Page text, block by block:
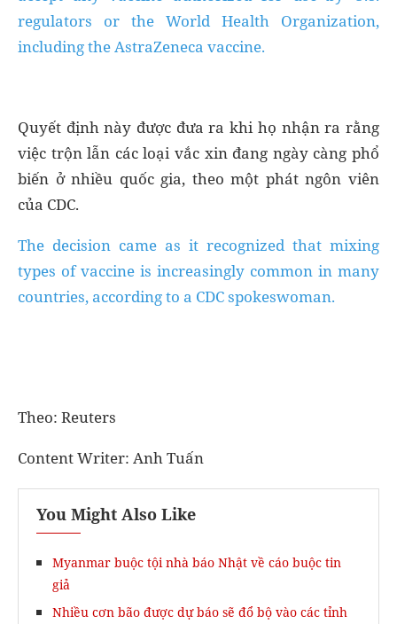
regulators or the World Health Organization,
including the AstraZeneca vaccine.
Quyết định này được đưa ra khi họ nhận ra rằng
việc trộn lẫn các loại vắc xin đang ngày càng phổ
biến ở nhiều quốc gia, theo một phát ngôn viên
của CDC.
The decision came as it recognized that mixing
types of vaccine is increasingly common in many
countries, according to a CDC spokeswoman.
Theo: Reuters
Content Writer: Anh Tuấn
You Might Also Like
Myanmar buộc tội nhà báo Nhật về cáo buộc tin
giả
Nhiều cơn bão được dự báo sẽ đổ bộ vào các tỉnh